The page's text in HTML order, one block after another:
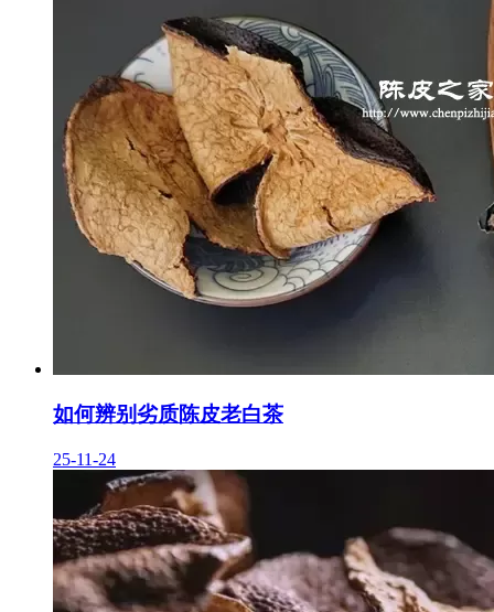
如何辨别劣质陈皮老白茶
25-11-24